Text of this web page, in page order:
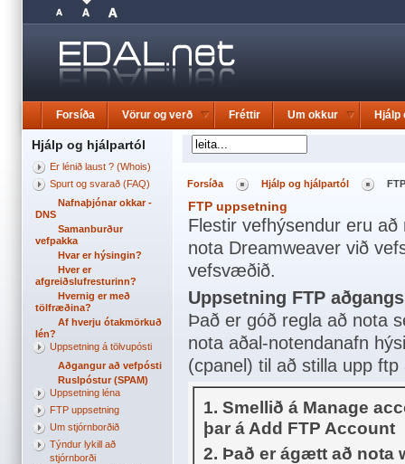
Forsíða Vörur og verð Fréttir Um okkur Hjálp
Hjálp og hjálpartól
Er lénið laust ? (Whois)
Spurt og svarað (FAQ)
Nafnaþjónar okkar -
DNS
Samanburður
vefpakka
Hvar er hýsingin?
Hver er
afgreiðslufresturinn?
Hvernig er með
tölfræðina?
Af hverju ótakmörkuð
lén?
Uppsetning á tölvupósti
Aðgangur að vefpósti
Ruslpóstur (SPAM)
Uppsetning léna
FTP uppsetning
Um stjórnborðið
Týndur lykill að
stjórnborði
Forsíða Hjálp og hjálpartól
FTP uppsetning
Flestir vefhýsendur eru
nota Dreamweaver við
vefsvæðið.
Uppsetning FTP
Það er góð regla að nota
nota aðal-notendanafn
(cpanel) til að stilla upp ftp
1. Smellið á Manage
þar á Add FTP Account
2. Það er ágætt að nota